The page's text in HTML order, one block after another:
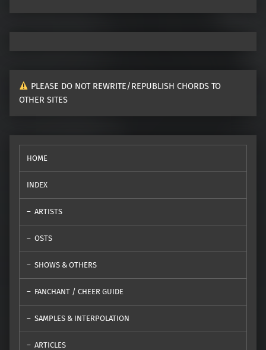
PLEASE DO NOT REWRITE/REPUBLISH CHORDS TO
OTHER SITES
HOME
INDEX
ARTISTS
OSTS
SHOWS & OTHERS
FANCHANT / CHEER GUIDE
SAMPLES & INTERPOLATION
ARTICLES